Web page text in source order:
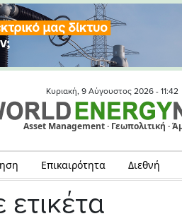
Κυριακή, 9 Αύγουστος 2026 - 11:42
Asset Management · Γεωπολιτική ·
Επικαιρότητα Διεθνή